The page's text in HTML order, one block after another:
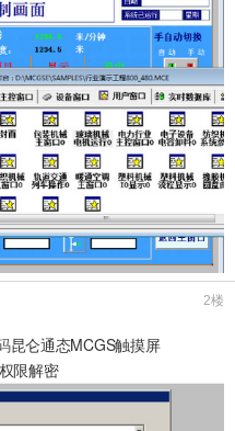
2楼
昆仑通态MCGS触摸屏
限解密